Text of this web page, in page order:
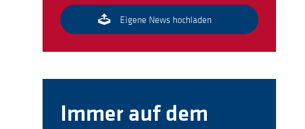
Eigene News hochladen
Immer auf dem